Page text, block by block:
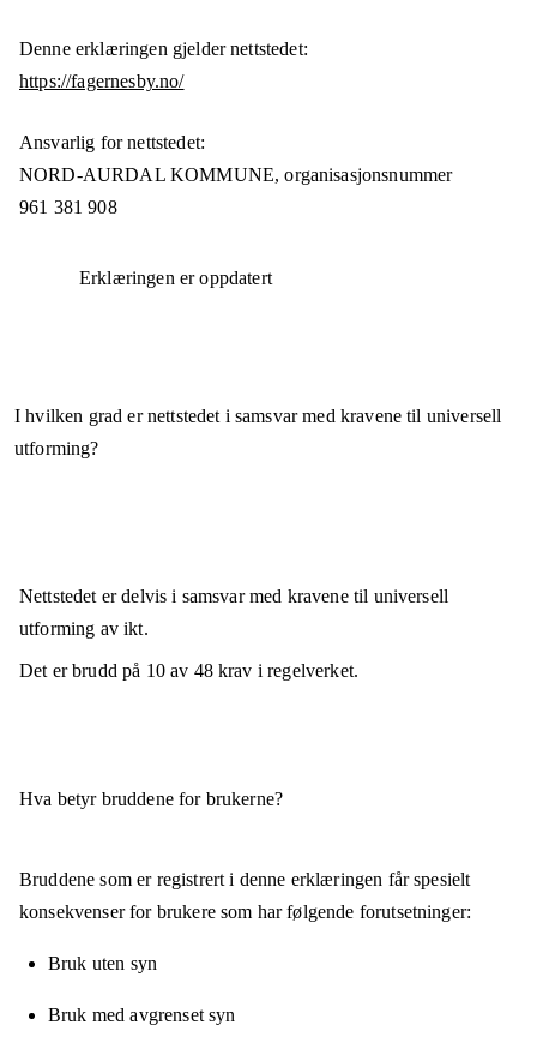
Denne erklæringen gjelder nettstedet:
https://fagernesby.no/
Ansvarlig for nettstedet:
NORD-AURDAL KOMMUNE,organisasjonsnummer
961 381 908
Erklæringen er oppdatert
I hvilken grad er nettstedet i samsvar med kravene til universell
utforming?
Nettstedet erdelvis i samsvarmed kravene til universell
utforming av ikt.
Det er brudd på 10av 48krav i regelverket.
Hva betyr bruddene for brukerne?
Bruddene som er registrert i denne erklæringen får spesielt
konsekvenser for brukere som har følgende forutsetninger:
Bruk uten syn
Bruk med avgrenset syn